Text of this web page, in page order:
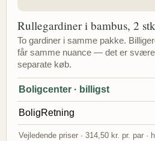
Rullegardiner i bambus, 2
To gardiner i samme pakke.
får samme nuance — det er
separate køb.
Boligcenter · billigst
BoligRetning
Vejledende priser · 314,50 kr. pr. par ·